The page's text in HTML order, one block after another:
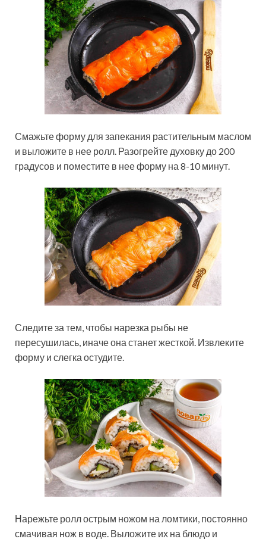
Смажьте форму для запекания растительным маслом
и выложите в нее ролл. Разогрейте духовку до 200
градусов и поместите в нее форму на 8-10 минут.
Следите за тем, чтобы нарезка рыбы не
пересушилась, иначе она станет жесткой. Извлеките
форму и слегка остудите.
Нарежьте ролл острым ножом на ломтики, постоянно
смачивая нож в воде. Выложите их на блюдо и